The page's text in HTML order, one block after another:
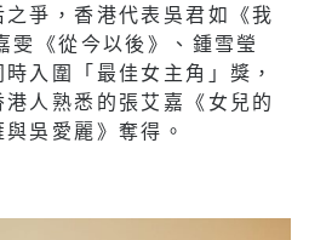
爭，香港代表吳君如《我
雯《從今以後》、鍾雪瑩
入圍「最佳女主角」獎，
人熟悉的張艾嘉《女兒的
吳愛麗》奪得。